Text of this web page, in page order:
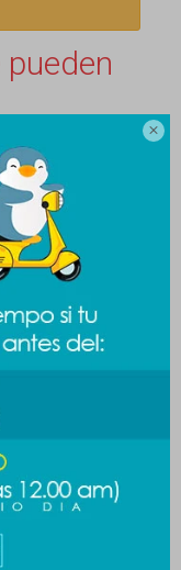

Barbie 500ml
$